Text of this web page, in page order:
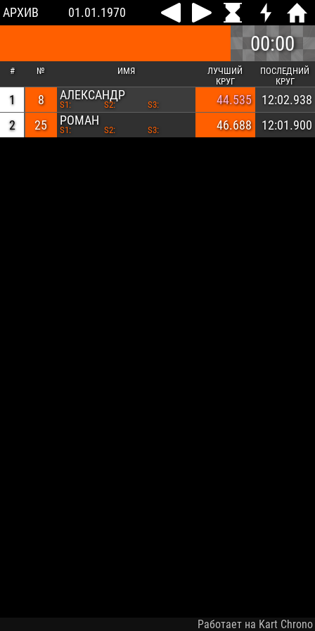
АРХИВ 01.01.1970
00:00
# № ИМЯ
ЛУЧШИЙ
КРУГ
ПОСЛЕДНИЙ
КРУГ
1 8 АЛЕКСАНДР
S1: S2: S3: 44.535
12:02.938
2
25 РОМАН
S1: S2: S3: 46.688 12:01.900
Работает на Kart Chrono